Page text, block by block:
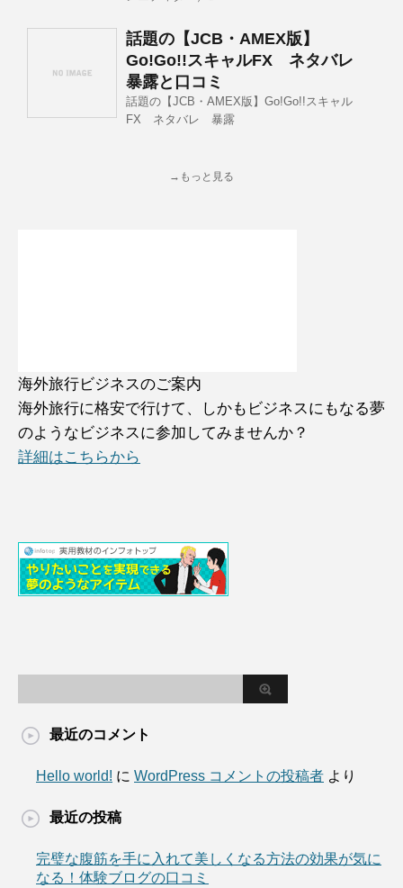
話題の【JCB・AMEX版】
Go!Go!!スキャルFX ネタバレ
暴露と口コミ
話題の【JCB・AMEX版】Go!Go!!スキャル
FX ネタバレ 暴露
→もっと見る
海外旅行ビジネスのご案内
海外旅行に格安で行けて、しかもビジネスにもなる夢
のようなビジネスに参加してみませんか？
詳細はこちらから
最近のコメント
Hello world! に WordPress コメントの投稿者 より
最近の投稿
完璧な腹筋を手に入れて美しくなる方法の効果が気に
なる！体験ブログの口コミ